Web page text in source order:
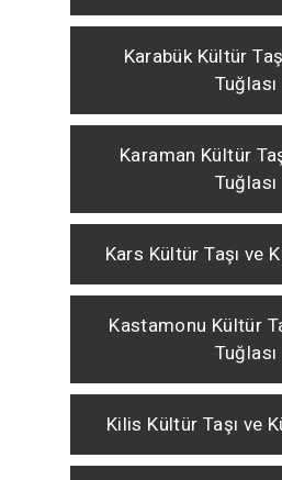
Karabük Kültür
Tuğlası
Karaman Kültür
Tuğlası
Kars Kültür Taşı ve
Kastamonu Kültür
Tuğlası
Kilis Kültür Taşı ve